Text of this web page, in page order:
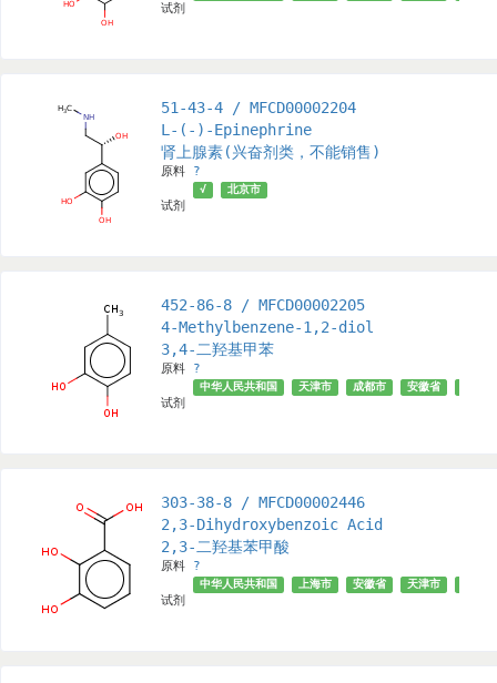
试剂
51-43-4 / MFCD00002204
L-(-)-Epinephrine
肾上腺素(兴奋剂类，不能销售)
原料 ?
试剂
√ 北京市
452-86-8 / MFCD00002205
4-Methylbenzene-1,2-diol
3,4-二羟基甲苯
原料 ?
试剂
中华人民共和国 天津市 成都市 安徽省
303-38-8 / MFCD00002446
2,3-Dihydroxybenzoic Acid
2,3-二羟基苯甲酸
原料 ?
试剂
中华人民共和国 上海市 安徽省 天津市